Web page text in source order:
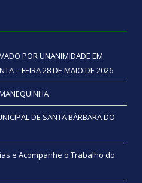
POR UNANIMIDADE EM
– FEIRA 28 DE MAIO DE 2026
DE SANTA BÁRBARA DO
e Acompanhe o Trabalho do